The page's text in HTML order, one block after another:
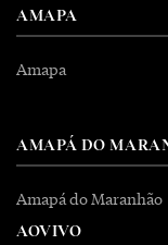
AMAPA
Amapa
AMAPÁ DO
Amapá do Maranhão
AOVIVO